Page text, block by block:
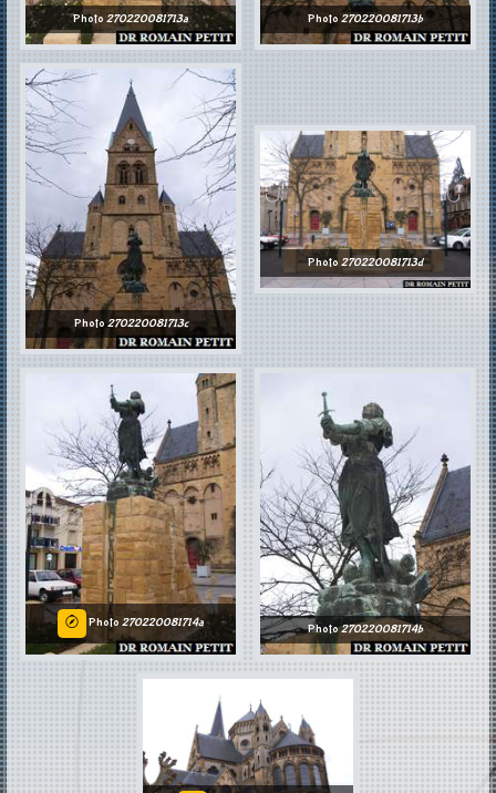
Photo 270220081713a Photo 270220081713b
Photo 270220081713c
Photo 270220081713d
Photo 270220081714a Photo270220081714b